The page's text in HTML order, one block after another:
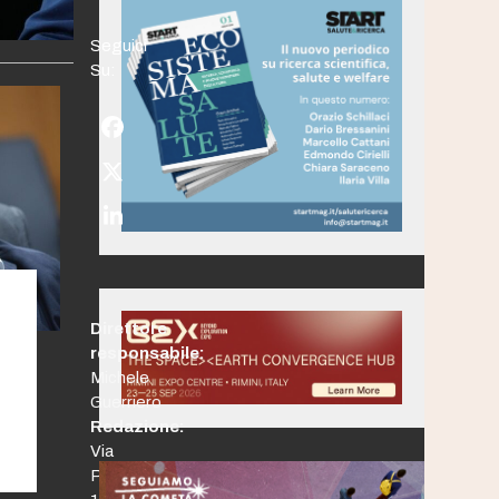
Seguici
Su:
Facebook
Twitter
(deprecated)
LinkedIn
Direttore
responsabile:
Michele
Guerriero
Redazione:
Via
Po,